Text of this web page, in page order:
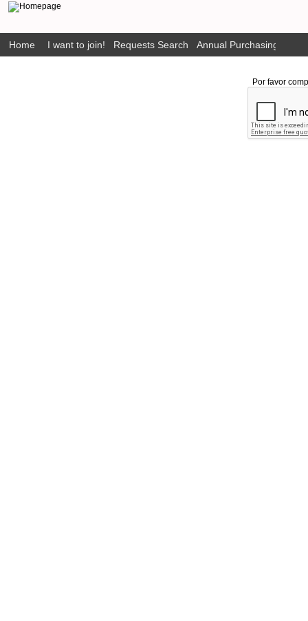
Home I want to join! Requests Search Annual Purchasing Plan
Por favor